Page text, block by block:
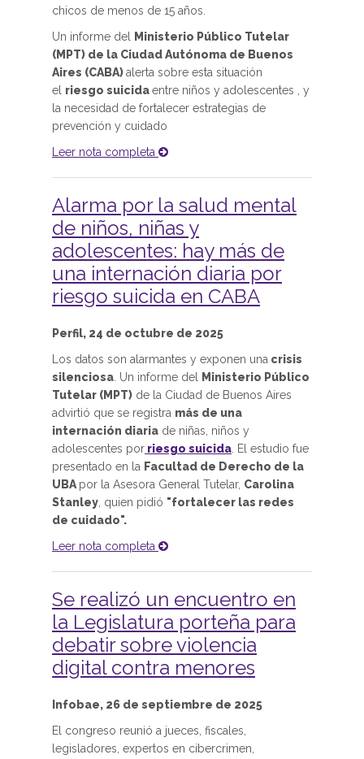
chicos de menos de 15 años.
Un informe del
Ministerio Público Tutelar
(MPT) de la Ciudad Autónoma de Buenos
Aires (CABA)alerta sobre esta situación
el riesgo suicidaentre niños y adolescentes , y
la necesidad de fortalecer estrategias de
prevención y cuidado
Leer nota completa
Alarma por la salud mental
de niños, niñas y
adolescentes: hay más de
una internación diaria por
riesgo suicida en CABA
Perfil, 24 de octubre de 2025
Los datos son alarmantes y exponen una crisis
silenciosa . Un informe del
Ministerio Público
Tutelar (MPT) de la Ciudad de Buenos Aires
advirtió que se registra más de una
internación diaria de niñas, niños y
adolescentes por riesgo suicida . El estudio fue
presentado en la Facultad de Derecho de la
UBA por la Asesora General Tutelar, Carolina
Stanley , quien pidió "fortalecer las redes
de cuidado".
Leer nota completa
Se realizó un encuentro en
la Legislatura porteña para
debatir sobre violencia
digital contra menores
Infobae, 26 de septiembre de 2025
El congreso reunió a jueces, fiscales,
legisladores, expertos en cibercrimen,